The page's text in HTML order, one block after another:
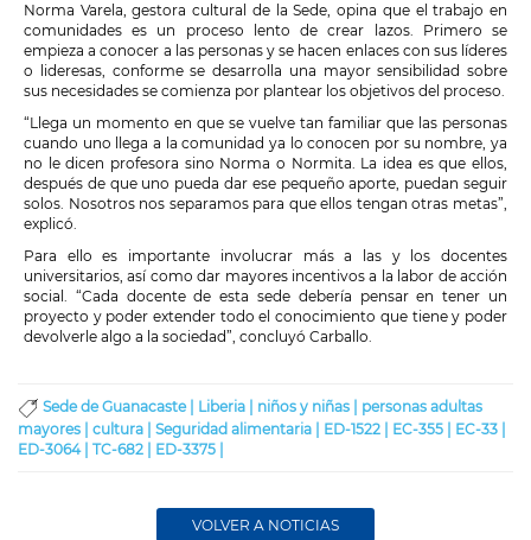
Norma Varela, gestora cultural de la Sede, opina que el trabajo en
comunidades es un proceso lento de crear lazos. Primero se
empieza a conocer a las personas y se hacen enlaces con sus líderes
o lideresas, conforme se desarrolla una mayor sensibilidad sobre
sus necesidades se comienza por plantear los objetivos del proceso.
“Llega un momento en que se vuelve tan familiar que las personas
cuando uno llega a la comunidad ya lo conocen por su nombre, ya
no le dicen profesora sino Norma o Normita. La idea es que ellos,
después de que uno pueda dar ese pequeño aporte, puedan seguir
solos. Nosotros nos separamos para que ellos tengan otras metas”,
explicó.
Para ello es importante involucrar más a las y los docentes
universitarios, así como dar mayores incentivos a la labor de acción
social. “Cada docente de esta sede debería pensar en tener un
proyecto y poder extender todo el conocimiento que tiene y poder
devolverle algo a la sociedad”, concluyó Carballo.
Sede de Guanacaste | Liberia | niños y niñas | personas adultas
mayores | cultura | Seguridad alimentaria | ED-1522 | EC-355 | EC-33 |
ED-3064 | TC-682 | ED-3375 |
VOLVER A NOTICIAS